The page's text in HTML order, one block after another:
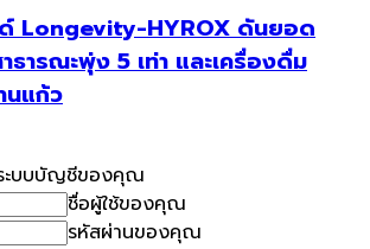
ด์ Longevity-HYROX ดันยอด
ธารณะพุ่ง 5 เท่า และเครื่องดื่ม
นแก้ว
ะบบบัญชีของคุณ
ชื่อผู้ใช้ของคุณ
รหัสผ่านของคุณ